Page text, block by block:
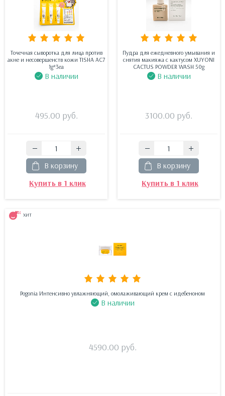
Точечная сыворотка для лица против
акне и несовершенств кожи TISHA AC7
1g*3ea
В наличии
495.00 руб.
В корзину
Купить в 1 клик
Пудра для ежедневного умывания и
снятия макияжа с кактусом XUYONI
CACTUS POWDER WASH 50g
В наличии
3100.00 руб.
В корзину
Купить в 1 клик
ХИТ
Pogonia Интенсивно увлажняющий, омолаживающий крем с идебеноном
В наличии
4590.00 руб.